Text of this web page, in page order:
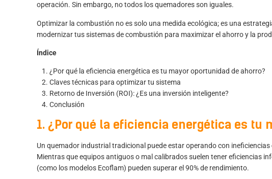
operación. Sin embargo, no todos los quemadores son iguales.
Optimizar la combustión no es solo una medida ecológica; es una
modernizar tus sistemas de combustión para maximizar el ahorro y la
Índice
¿Por qué la eficiencia energética es tu mayor oportunidad de ahorro?
Claves técnicas para optimizar tu sistema
Retorno de Inversión (ROI): ¿Es una inversión inteligente?
Conclusión
1. ¿Por qué la eficiencia energética es tu
Un quemador industrial tradicional puede estar operando con
Mientras que equipos antiguos o mal calibrados suelen tener eficiencias
(como los modelos Ecoflam) pueden superar el 90% de rendimiento.